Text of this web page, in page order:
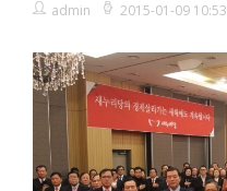
admin 2015-01-09 10:53